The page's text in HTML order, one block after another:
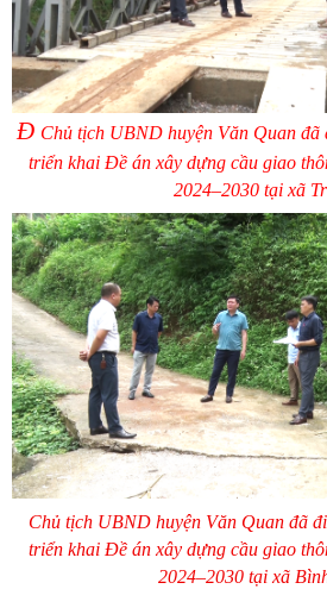
Đ Chủ tịch UBND huyện Văn Quan đã
triển khai Đề án xây dựng cầu giao
2024–2030 tại xã
Chủ tịch UBND huyện Văn Quan đã
triển khai Đề án xây dựng cầu giao
2024–2030 tại xã